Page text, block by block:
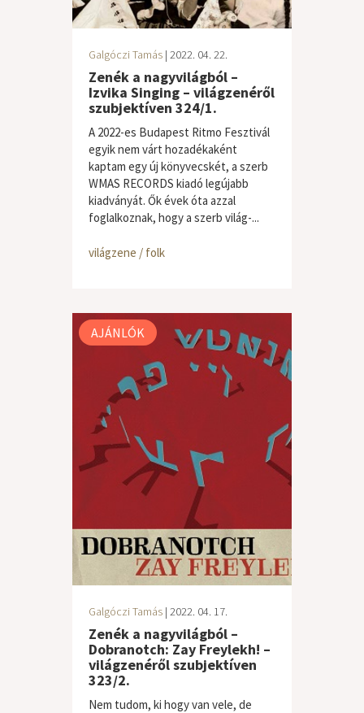
Galgóczi Tamás | 2022. 04. 22.
Zenék a nagyvilágból –
Izvika Singing – világzenéről
szubjektíven 324/1.
A 2022-es Budapest Ritmo Fesztivál
egyik nem várt hozadékaként
kaptam egy új könyvecskét, a szerb
WMAS RECORDS kiadó legújabb
kiadványát. Ők évek óta azzal
foglalkoznak, hogy a szerb világ-...
világzene / folk
AJÁNLÓK
Galgóczi Tamás | 2022. 04. 17.
Zenék a nagyvilágból –
Dobranotch: Zay Freylekh! –
világzenéről szubjektíven
323/2.
Nem tudom, ki hogy van vele, de